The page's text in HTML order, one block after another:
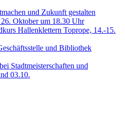
und Zukunft gestalten
Oktober um 18.30 Uhr
Hallenklettern Toprope, 14.-15.
und Bibliothek
Stadtmeisterschaften und
03.10.